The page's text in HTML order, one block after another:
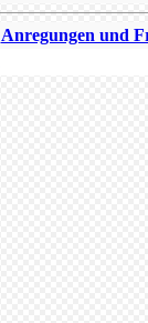
Anregungen und